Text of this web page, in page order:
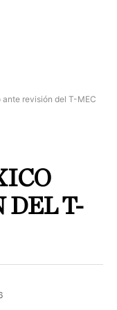
revisión del T-MEC
DEL T-